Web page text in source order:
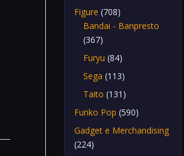
Figure (708)
Bandai - Banpresto
(367)
Furyu (84)
Sega (113)
Taito (131)
Funko Pop (590)
Gadget e Merchandising
(224)